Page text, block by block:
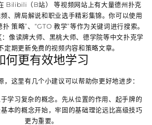
Bilibili（B站）
等视频网站上有大量德州扑克
、牌局解说和职业选手精彩集锦。你可以使用
扑 策略”、“GTO 教学”等作为关键词进行搜索。
：像读牌大师、 黑桃大师、德学院等中文扑克学
定期更新免费的视频内容和策略文章。
何更有效地学习
，这里有几个小建议可以帮助你更好地进步：
学习复杂的概念。先从位置的作用、 起手牌的
本的概念开始，牢固的基础理论远比高级技巧
更为重要。